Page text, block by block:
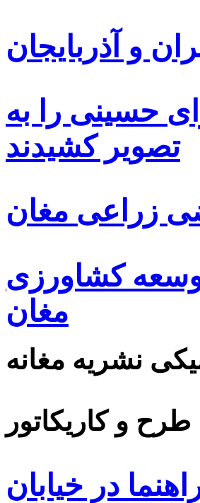
و آذربایجان
حسینی را به
تصویر کشیدند
زراعی مغان
کشاورزی
مغان
نشریه مغانه
طرح و کاریکاتور
در خیابان